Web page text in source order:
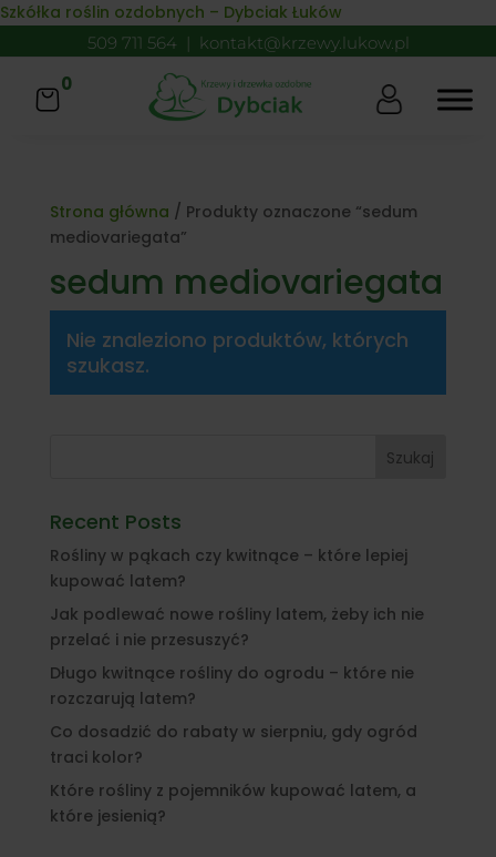
Skip to content
Szkółka roślin ozdobnych – Dybciak Łuków
509 711 564 | kontakt@krzewy.lukow.pl
0
Strona główna / Produkty oznaczone “sedum
mediovariegata”
sedum mediovariegata
Nie znaleziono produktów, których
szukasz.
Szukaj
Recent Posts
Rośliny w pąkach czy kwitnące – które lepiej
kupować latem?
Jak podlewać nowe rośliny latem, żeby ich nie
przelać i nie przesuszyć?
Długo kwitnące rośliny do ogrodu – które nie
rozczarują latem?
Co dosadzić do rabaty w sierpniu, gdy ogród
traci kolor?
Które rośliny z pojemników kupować latem, a
które jesienią?